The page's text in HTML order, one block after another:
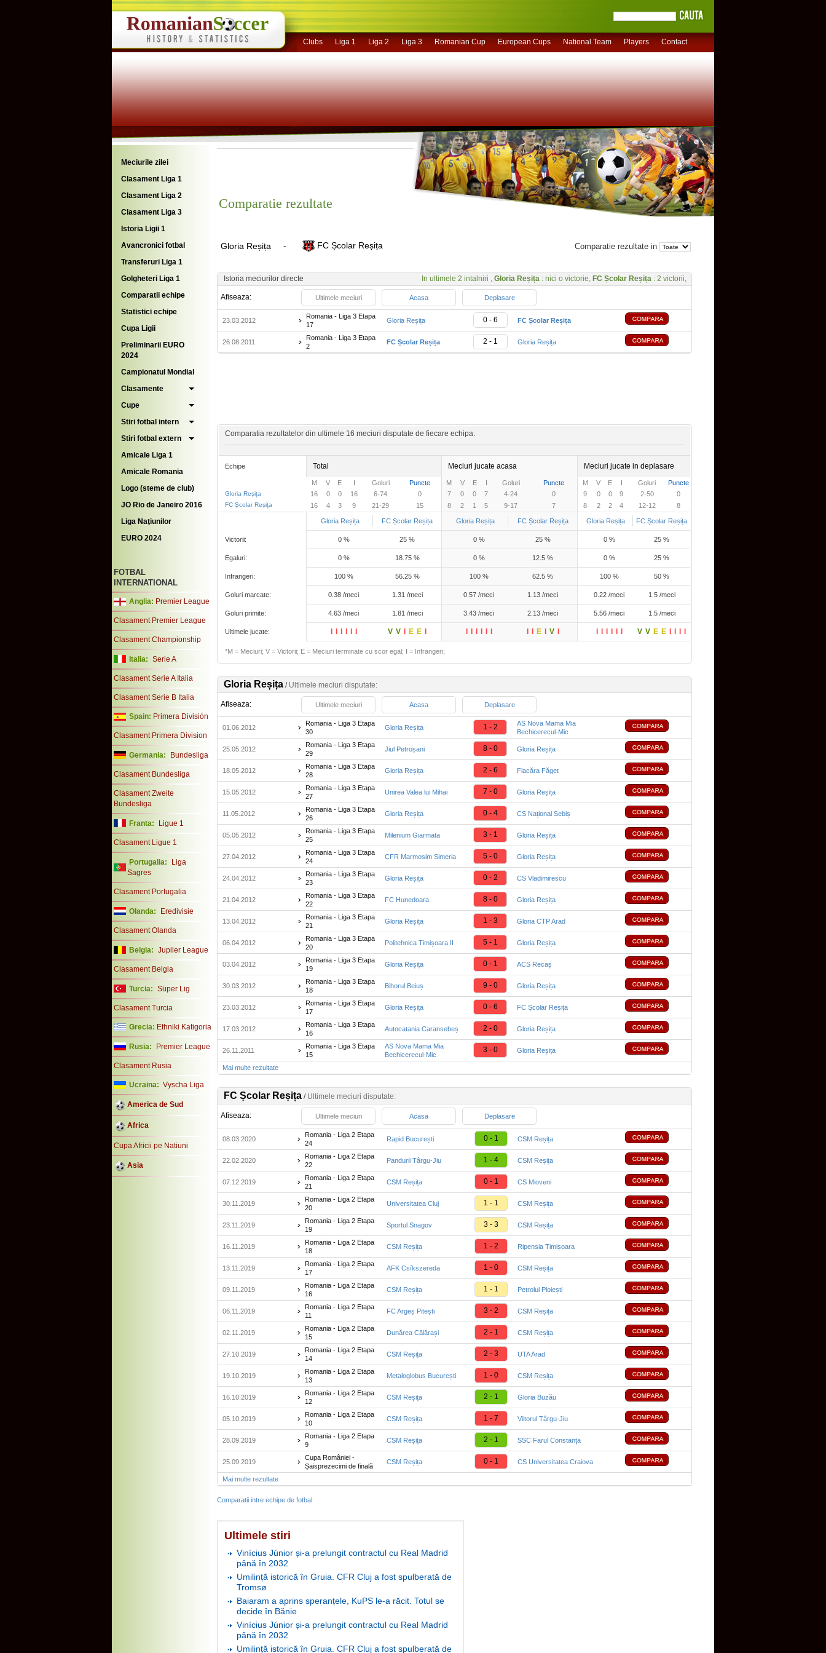
Clubs Liga 1 Liga 2 Liga 3 Romanian Cup European Cups National Team Players Contact
Meciurile zilei
Clasament Liga 1
Clasament Liga 2
Clasament Liga 3
Istoria Ligii 1
Avancronici fotbal
Transferuri Liga 1
Golgheteri Liga 1
Comparatii echipe
Statistici echipe
Cupa Ligii
Preliminarii EURO
2024
Campionatul Mondial
Clasamente
Cupe
Stiri fotbal intern
Stiri fotbal extern
Amicale Liga 1
Amicale Romania
Logo (steme de club)
JO Rio de Janeiro 2016
Liga Naţiunilor
EURO 2024
FOTBAL
INTERNATIONAL
Anglia: Premier League
Clasament Premier League
Clasament Championship
Italia: Serie A
Clasament Serie A Italia
Clasament Serie B Italia
Spain: Primera División
Clasament Primera Division
Germania: Bundesliga
Clasament Bundesliga
Clasament Zweite
Bundesliga
Franta: Ligue 1
Clasament Ligue 1
Portugalia:
Liga
Sagres
Clasament Portugalia
Olanda: Eredivisie
Clasament Olanda
Belgia: Jupiler League
Clasament Belgia
Turcia: Süper Lig
Clasament Turcia
Grecia: Ethniki Katigoria
Rusia: Premier League
Clasament Rusia
Ucraina: Vyscha Liga
America de Sud
Africa
Cupa Africii pe Natiuni
Asia
Comparatie rezultate
Gloria Reșița - FC Școlar Reșița Comparatie rezultate in
Istoria meciurilor directe In ultimele 2 intalniri , Gloria Reșița : nici o victorie, FC Școlar Reșița : 2 victorii,
Afiseaza: Ultimele meciuri Acasa Deplasare
23.03.2012
Romania - Liga 3 Etapa
17
Gloria Reșița 0 - 6 FC Școlar Reșița
26.08.2011
Romania - Liga 3 Etapa
2
FC Școlar Reșița 2 - 1 Gloria Reșița
Comparatia rezultatelor din ultimele 16 meciuri disputate de fiecare echipa:
Echipe Total Meciuri jucate acasa Meciuri jucate in deplasare
M V E I Goluri Puncte M V E I Goluri Puncte M V E I Goluri Puncte
Gloria Reșița 16 0 0 16 6-74 0 7 0 0 7 4-24 0 9 0 0 9 2-50 0
FC Școlar Reșița 16 4 3 9 21-29 15 8 2 1 5 9-17 7 8 2 2 4 12-12 8
Gloria Reșița FC Școlar Reșița Gloria Reșița FC Școlar Reșița Gloria Reșița FC Școlar Reșița
Victorii: 0 % 25 % 0 % 25 % 0 % 25 %
Egaluri: 0 % 18.75 % 0 % 12.5 % 0 % 25 %
Infrangeri: 100 % 56.25 % 100 % 62.5 % 100 % 50 %
Goluri marcate: 0.38 /meci 1.31 /meci 0.57 /meci 1.13 /meci 0.22 /meci 1.5 /meci
Goluri primite: 4.63 /meci 1.81 /meci 3.43 /meci 2.13 /meci 5.56 /meci 1.5 /meci
Ultimele jucate: V V E E E V V V E E
*M = Meciuri; V = Victorii; E = Meciuri terminate cu scor egal; I = Infrangeri;
Gloria Reșița / Ultimele meciuri disputate:
Afiseaza: Ultimele meciuri Acasa Deplasare
01.06.2012
Romania - Liga 3 Etapa
30
Gloria Reșița 1 - 2
AS Nova Mama Mia
Bechicerecul-Mic
25.05.2012
Romania - Liga 3 Etapa
29
Jiul Petroșani 8 - 0 Gloria Reșița
18.05.2012
Romania - Liga 3 Etapa
28
Gloria Reșița 2 - 6 Flacăra Făget
15.05.2012
Romania - Liga 3 Etapa
27
Unirea Valea lui Mihai 7 - 0 Gloria Reșița
11.05.2012
Romania - Liga 3 Etapa
26
Gloria Reșița 0 - 4 CS Național Sebiș
05.05.2012
Romania - Liga 3 Etapa
25
Milenium Giarmata 3 - 1 Gloria Reșița
27.04.2012
Romania - Liga 3 Etapa
24
CFR Marmosim Simeria 5 - 0 Gloria Reșița
24.04.2012
Romania - Liga 3 Etapa
23
Gloria Reșița 0 - 2 CS Vladimirescu
21.04.2012
Romania - Liga 3 Etapa
22
FC Hunedoara 8 - 0 Gloria Reșița
13.04.2012
Romania - Liga 3 Etapa
21
Gloria Reșița 1 - 3 Gloria CTP Arad
06.04.2012
Romania - Liga 3 Etapa
20
Politehnica Timișoara II 5 - 1 Gloria Reșița
03.04.2012
Romania - Liga 3 Etapa
19
Gloria Reșița 0 - 1 ACS Recaș
30.03.2012
Romania - Liga 3 Etapa
18
Bihorul Beiuș 9 - 0 Gloria Reșița
23.03.2012
Romania - Liga 3 Etapa
17
Gloria Reșița 0 - 6 FC Școlar Reșița
17.03.2012
Romania - Liga 3 Etapa
16
Autocatania Caransebeș 2 - 0 Gloria Reșița
26.11.2011
Romania - Liga 3 Etapa
15
AS Nova Mama Mia
Bechicerecul-Mic
3 - 0 Gloria Reșița
Mai multe rezultate
FC Școlar Reșița / Ultimele meciuri disputate:
Afiseaza: Ultimele meciuri Acasa Deplasare
08.03.2020
Romania - Liga 2 Etapa
24
Rapid București 0 - 1 CSM Reșița
22.02.2020
Romania - Liga 2 Etapa
22
Pandurii Târgu-Jiu 1 - 4 CSM Reșița
07.12.2019
Romania - Liga 2 Etapa
21
CSM Reșița 0 - 1 CS Mioveni
30.11.2019
Romania - Liga 2 Etapa
20
Universitatea Cluj 1 - 1 CSM Reșița
23.11.2019
Romania - Liga 2 Etapa
19
Sportul Snagov 3 - 3 CSM Reșița
16.11.2019
Romania - Liga 2 Etapa
18
CSM Reșița 1 - 2 Ripensia Timișoara
13.11.2019
Romania - Liga 2 Etapa
17
AFK Csíkszereda 1 - 0 CSM Reșița
09.11.2019
Romania - Liga 2 Etapa
16
CSM Reșița 1 - 1 Petrolul Ploiești
06.11.2019
Romania - Liga 2 Etapa
11
FC Argeș Pitești 3 - 2 CSM Reșița
02.11.2019
Romania - Liga 2 Etapa
15
Dunărea Călărași 2 - 1 CSM Reșița
27.10.2019
Romania - Liga 2 Etapa
14
CSM Reșița 2 - 3 UTA Arad
19.10.2019
Romania - Liga 2 Etapa
13
Metaloglobus București 1 - 0 CSM Reșița
16.10.2019
Romania - Liga 2 Etapa
12
CSM Reșița 2 - 1 Gloria Buzău
05.10.2019
Romania - Liga 2 Etapa
10
CSM Reșița 1 - 7 Viitorul Târgu-Jiu
28.09.2019
Romania - Liga 2 Etapa
9
CSM Reșița 2 - 1 SSC Farul Constanţa
25.09.2019
Cupa României -
Șaisprezecimi de finală
CSM Reșița 0 - 1 CS Universitatea Craiova
Mai multe rezultate
Comparatii intre echipe de fotbal
Ultimele stiri
Vinícius Júnior și-a prelungit contractul cu Real Madrid
până în 2032
Umilință istorică în Gruia. CFR Cluj a fost spulberată de
Tromsø
Baiaram a aprins speranțele, KuPS le-a răcit. Totul se
decide în Bănie
Vinícius Júnior și-a prelungit contractul cu Real Madrid
până în 2032
Umilință istorică în Gruia. CFR Cluj a fost spulberată de